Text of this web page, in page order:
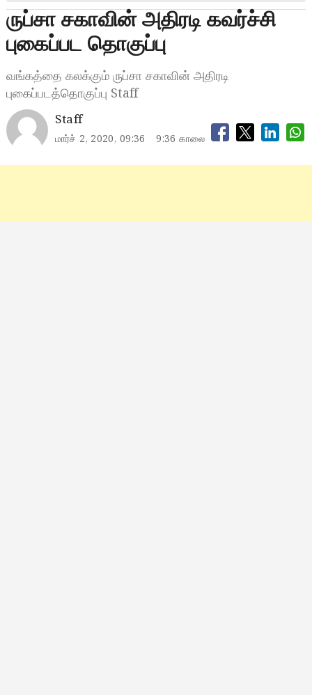
ருப்சா சகாவின் அதிரடி கவர்ச்சி
புகைப்பட தொகுப்பு
வங்கத்தை கலக்கும் ருப்சா சகாவின் அதிரடி
புகைப்படத்தொகுப்பு Staff
Staff
மார்ச் 2, 2020, 09:36 9:36 காலை